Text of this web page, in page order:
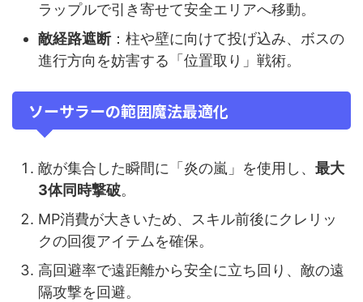
ラップルで引き寄せて安全エリアへ移動。
敵経路遮断：柱や壁に向けて投げ込み、ボスの
進行方向を妨害する「位置取り」戦術。
ソーサラーの範囲魔法最適化
敵が集合した瞬間に「炎の嵐」を使用し、 最大
3体同時撃破。
MP消費が大きいため、スキル前後にクレリッ
クの回復アイテムを確保。
高回避率で遠距離から安全に立ち回り、敵の遠
隔攻撃を回避。